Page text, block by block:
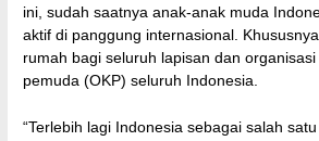
ini, sudah saatnya anak-anak muda
aktif di panggung internasional.
rumah bagi seluruh lapisan dan
pemuda (OKP) seluruh Indonesia.
“Terlebih lagi Indonesia sebagai salah